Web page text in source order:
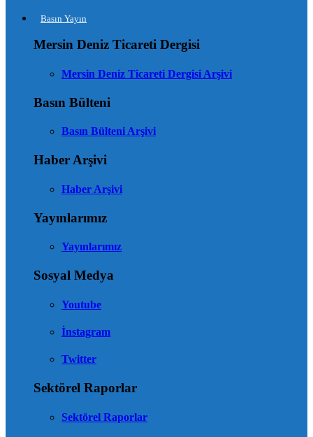
Basın Yayın
Mersin Deniz Ticareti Dergisi
Mersin Deniz Ticareti Dergisi Arşivi
Basın Bülteni
Basın Bülteni Arşivi
Haber Arşivi
Haber Arşivi
Yayınlarımız
Yayınlarımız
Sosyal Medya
Youtube
İnstagram
Twitter
Sektörel Raporlar
Sektörel Raporlar